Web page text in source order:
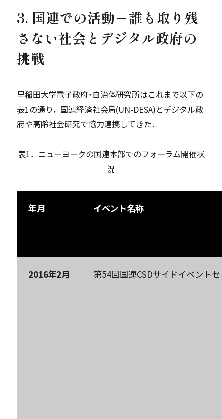
3. 国連での活動－誰も取り残
さない社会とデジタル政府の
挑戦
早稲田大学電子政府・自治体研究所はこれまで以下の
表1の通り，国連経済社会局(UN-DESA)とデジタル政
府や高齢社会研究で協力連携してきた．
表1．ニューヨークの国連本部でのフォーラム開催状
況
年月 イベント名称
2016年2月 第54回国連CSDサイドイベント